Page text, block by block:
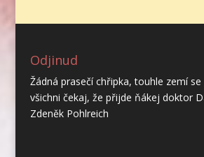
Odjinud
Žádná prasečí chřipka, touhle zemí
všichni čekaj, že přijde ňákej doktor
Zdeněk Pohlreich